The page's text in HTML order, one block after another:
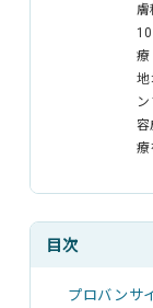
療
容
療
目次
プロバンサ